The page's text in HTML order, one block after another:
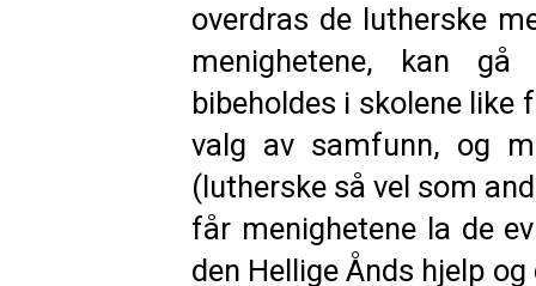
overdras de lutherske
menighetene, kan gå
bibeholdes i skolene
valg av samfunn, og
(lutherske så vel som
får menighetene la de
den Hellige Ånds hjelp